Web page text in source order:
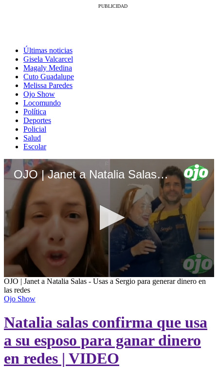
Últimas noticias
Gisela Valcarcel
Magaly Medina
Cuto Guadalupe
Melissa Paredes
Ojo Show
Locomundo
Política
Deportes
Policial
Salud
Escolar
OJO | Janet a Natalia Salas - Usas a Sergio para generar dinero en las redes
0
seconds
of
2
10
seconds
OJO | Janet a Natalia Salas - Usas a Sergio para generar dinero en
las redes
Ojo Show
Natalia salas confirma que usa
a su esposo para ganar dinero
en redes | VIDEO